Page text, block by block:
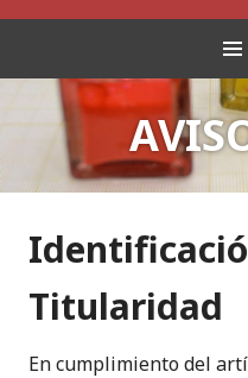
Saltar
Titularidad
En cumplimiento del